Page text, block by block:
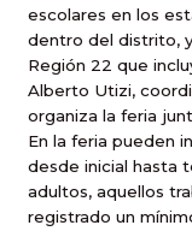
escolares en los
dentro del distrito,
Región 22 que
Alberto Utizi,
organiza la feria
En la feria pueden
desde inicial hasta
adultos, aquellos
registrado un